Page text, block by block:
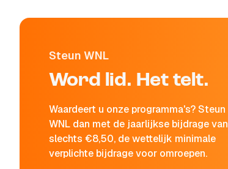
Steun WNL
Word lid. Het telt.
Waardeert u onze programma's? Steun
WNL dan met de jaarlijkse bijdrage van
slechts €8,50, de wettelijk minimale
verplichte bijdrage voor omroepen.